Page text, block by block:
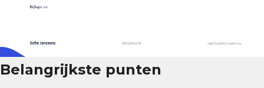
Belangrijkste punten